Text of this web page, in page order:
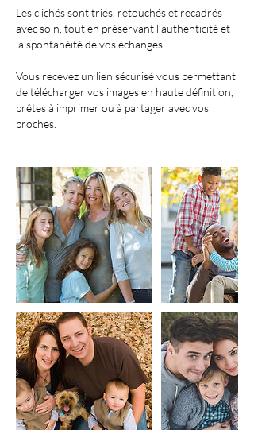
Les clichés sont triés, retouchés et recadrés
avec soin, tout en préservant l’authenticité et
la spontanéité de vos échanges.
Vous recevez un lien sécurisé vous permettant
de télécharger vos images en haute définition,
prêtes à imprimer ou à partager avec vos
proches.